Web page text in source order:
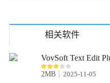
相关软件
VovSoft Text Edit
2MB 2025-11-05